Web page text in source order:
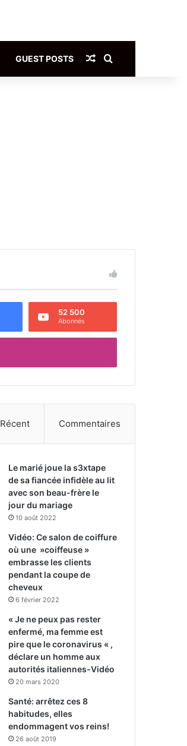
GUEST POSTS Article Aléatoire
52 500
Abonnés
Récent Commentaires
Le marié joue la s3xtape
de sa fiancée infidèle au lit
avec son beau-frère le
jour du mariage
10 août 2022
Vidéo: Ce salon de coiffure
où une »coiffeuse »
embrasse les clients
pendant la coupe de
cheveux
6 février 2022
« Je ne peux pas rester
enfermé, ma femme est
pire que le coronavirus « ,
déclare un homme aux
autorités italiennes-Vidéo
20 mars 2020
Santé: arrêtez ces 8
habitudes, elles
endommagent vos reins!
26 août 2019